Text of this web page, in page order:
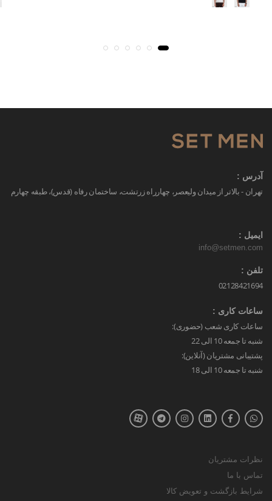
آدرس :
تهران - بالاتر از میدان ولیعصر، چهارراه زرتشت، ساختمان رفاه (قدس)، طبقه چهارم
ایمیل :
info@setmen.com
تلفن :
02128421694
ساعات کاری :
ساعات کاری شعب (حضوری):
شنبه تا جمعه 10 الی 22
پشتیبانی مشتریان (آنلاین):
شنبه تا جمعه 10 الی 18
نظرات مشتریان
تماس با ما
شرایط بازگشت و تعویض کالا